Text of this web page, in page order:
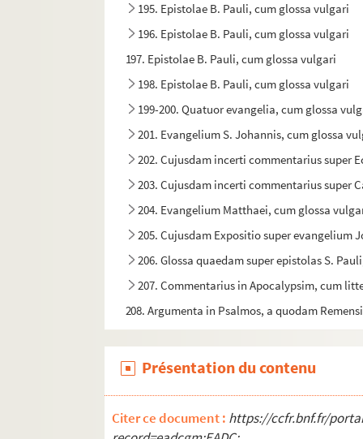
195. Epistolae B. Pauli, cum glossa vulgari
196. Epistolae B. Pauli, cum glossa vulgari
197. Epistolae B. Pauli, cum glossa vulgari
198. Epistolae B. Pauli, cum glossa vulgari
199-200. Quatuor evangelia, cum glossa
201. Evangelium S. Johannis, cum glossa
202. Cujusdam incerti commentarius super
203. Cujusdam incerti commentarius
204. Evangelium Matthaei, cum glossa
205. Cujusdam Expositio super evangelium
206. Glossa quaedam super epistolas S.
207. Commentarius in Apocalypsim, cum
208. Argumenta in Psalmos, a quodam
210. Guillelmi Durandi Rationale divinorum
212. Bernardi de Parentinis tractatus super
Présentation du contenu
Citer ce document : https://ccfr.bnf.fr/